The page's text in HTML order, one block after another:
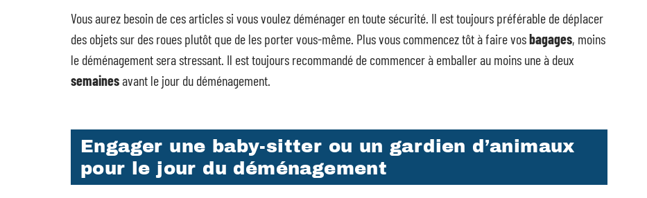
Vous aurez besoin de ces articles si vous voulez déménager en toute sécurité. Il est toujours préférable de déplacer
des objets sur des roues plutôt que de les porter vous-même. Plus vous commencez tôt à faire vosbagages, moins
le déménagement sera stressant. Il est toujours recommandé de commencer à emballer au moins une à deux
semainesavant le jour du déménagement.
Engager une baby-sitter ou un gardien d’animaux
pour le jour du déménagement